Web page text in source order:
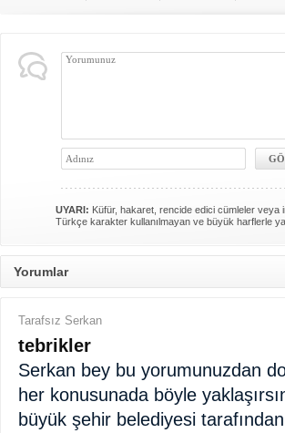
UYARI: Küfür, hakaret, rencide edici cümleler veya
Türkçe karakter kullanılmayan ve büyük harflerle
Yorumlar
Tarafsız Serkan
tebrikler
Serkan bey bu yorumunuzdan
her konusunada böyle
büyük şehir belediyesi